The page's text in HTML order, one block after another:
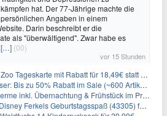
kämpfen hat. Der 77-Jährige machte die
persönlichen Angaben in einem
Darin beschreibt er die
als "überwältigend". Zwar habe es
[…] (00)
vor 15 Stunden
mit Rabatt für 18,49€ statt 29,50€ – einlösbar bis Dezember
Bis zu 50% Rabatt im Sale (~600 Artikel zur Auswahl)
Übernachtung & Frühstück im Premium Hotel (Bad Oeynhausen) ab 89€ p.P.
Ferkels Geburtstagsspaß (43305) für 29,10€